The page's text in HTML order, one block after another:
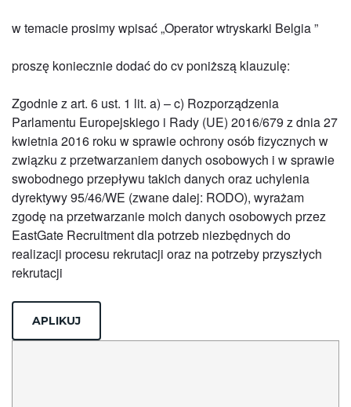
w temacie prosimy wpisać „Operator wtryskarki Belgia ”
proszę koniecznie dodać do cv poniższą klauzulę:
Zgodnie z art. 6 ust. 1 lit. a) – c) Rozporządzenia
Parlamentu Europejskiego i Rady (UE) 2016/679 z dnia 27
kwietnia 2016 roku w sprawie ochrony osób fizycznych w
związku z przetwarzaniem danych osobowych i w sprawie
swobodnego przepływu takich danych oraz uchylenia
dyrektywy 95/46/WE (zwane dalej: RODO), wyrażam
zgodę na przetwarzanie moich danych osobowych przez
EastGate Recruitment dla potrzeb niezbędnych do
realizacji procesu rekrutacji oraz na potrzeby przyszłych
rekrutacji